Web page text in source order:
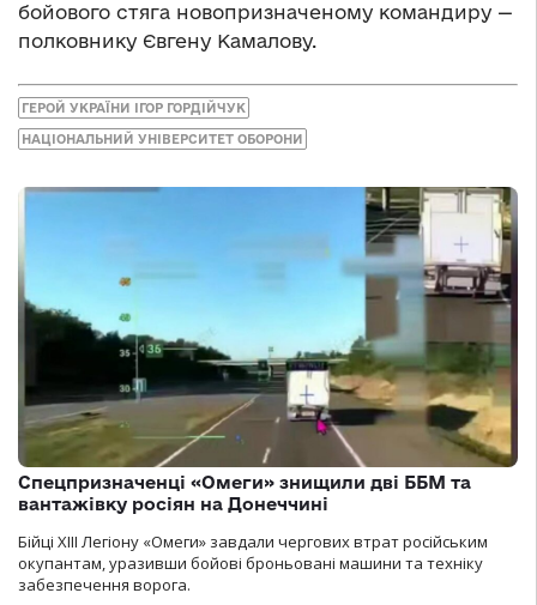
бойового стяга новопризначеному командиру —
полковнику Євгену Камалову.
ГЕРОЙ УКРАЇНИ ІГОР ГОРДІЙЧУК
НАЦІОНАЛЬНИЙ УНІВЕРСИТЕТ ОБОРОНИ
Спецпризначенці «Омеги» знищили дві ББМ та
вантажівку росіян на Донеччині
Бійці ХІІІ Легіону «Омеги» завдали чергових втрат російським
окупантам, уразивши бойові броньовані машини та техніку
забезпечення ворога.